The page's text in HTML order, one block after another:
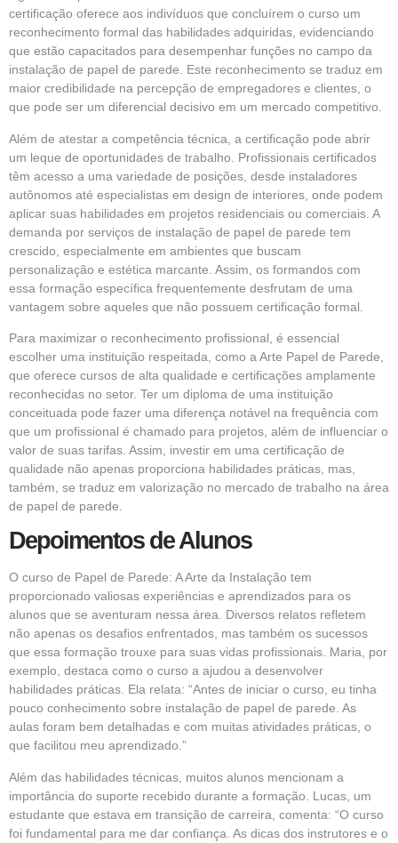
certificação oferece aos indivíduos que concluírem o curso um
reconhecimento formal das habilidades adquiridas, evidenciando
que estão capacitados para desempenhar funções no campo da
instalação de papel de parede. Este reconhecimento se traduz em
maior credibilidade na percepção de empregadores e clientes, o
que pode ser um diferencial decisivo em um mercado competitivo.
Além de atestar a competência técnica, a certificação pode abrir
um leque de oportunidades de trabalho. Profissionais certificados
têm acesso a uma variedade de posições, desde instaladores
autônomos até especialistas em design de interiores, onde podem
aplicar suas habilidades em projetos residenciais ou comerciais. A
demanda por serviços de instalação de papel de parede tem
crescido, especialmente em ambientes que buscam
personalização e estética marcante. Assim, os formandos com
essa formação específica frequentemente desfrutam de uma
vantagem sobre aqueles que não possuem certificação formal.
Para maximizar o reconhecimento profissional, é essencial
escolher uma instituição respeitada, como a Arte Papel de Parede,
que oferece cursos de alta qualidade e certificações amplamente
reconhecidas no setor. Ter um diploma de uma instituição
conceituada pode fazer uma diferença notável na frequência com
que um profissional é chamado para projetos, além de influenciar o
valor de suas tarifas. Assim, investir em uma certificação de
qualidade não apenas proporciona habilidades práticas, mas,
também, se traduz em valorização no mercado de trabalho na área
de papel de parede.
Depoimentos de Alunos
O curso de Papel de Parede: A Arte da Instalação tem
proporcionado valiosas experiências e aprendizados para os
alunos que se aventuram nessa área. Diversos relatos refletem
não apenas os desafios enfrentados, mas também os sucessos
que essa formação trouxe para suas vidas profissionais. Maria, por
exemplo, destaca como o curso a ajudou a desenvolver
habilidades práticas. Ela relata: “Antes de iniciar o curso, eu tinha
pouco conhecimento sobre instalação de papel de parede. As
aulas foram bem detalhadas e com muitas atividades práticas, o
que facilitou meu aprendizado.”
Além das habilidades técnicas, muitos alunos mencionam a
importância do suporte recebido durante a formação. Lucas, um
estudante que estava em transição de carreira, comenta: “O curso
foi fundamental para me dar confiança. As dicas dos instrutores e o